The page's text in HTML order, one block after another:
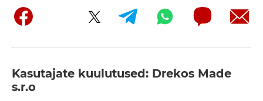
Kasutajate kuulutused: Drekos Made
s.r.o